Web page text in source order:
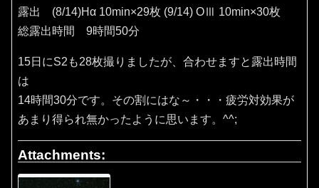
露出 (8/14)Hα 10min×29枚 (9/14) OⅢ 10min×30枚
総露出時間 9時間50分
15日にS2も28枚撮りましたが、合わせますと露出時間
は
14時間30分です。その割にはな～・・・疲労対効果が
あまり得られ無かったように思います。^^;
Attachments: